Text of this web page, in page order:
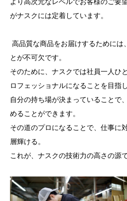
がナスクには定着しています。
高品質な商品をお届けするためには
とが不可欠です。
そのために、ナスクでは社員一人ひ
ロフェッショナルになることを目指
自分の持ち場が決まっていることで
めることができます。
その道のプロになることで、仕事に
層輝ける。
これが、ナスクの技術力の高さの源で